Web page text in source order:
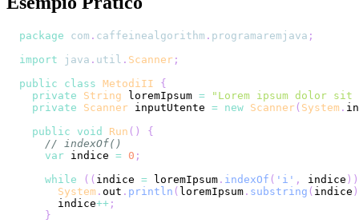
package com . caffeinealgorithm . programaremjava ;
import
java . util . Scanner ;
public
class MetodiII
{
private
String loremIpsum =
"Lorem ipsum dolor
private
Scanner inputUtente = new Scanner( System . in
public
void Run ( )
{
// indexOf()
var indice = 0 ;
while
( ( indice = loremIpsum . indexOf ( 'i' , indice ) )
System . out . println ( loremIpsum . substring ( indice )
      indice
++ ;
}